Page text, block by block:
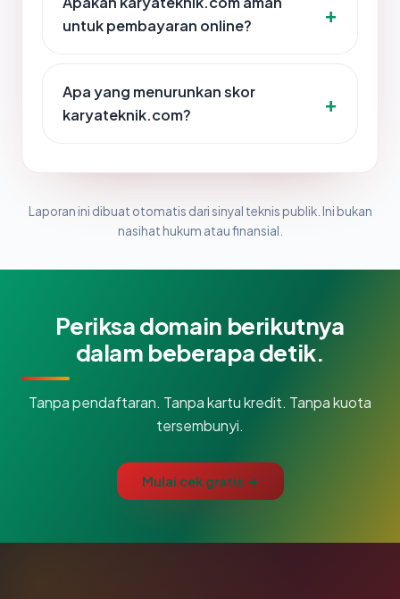
untuk pembayaran online?
Apa yang menurunkan skor
karyateknik.com?
Laporan ini dibuat otomatis dari sinyal teknis publik. Ini bukan
nasihat hukum atau finansial.
Periksa domain berikutnya
dalam beberapa detik.
Tanpa pendaftaran. Tanpa kartu kredit. Tanpa kuota
tersembunyi.
Mulai cek gratis →